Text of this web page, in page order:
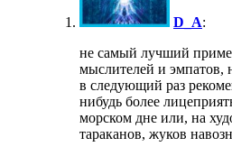
D_A:
не самый лучший
мыслителей и эмпатов,
в следующий раз
нибудь более
морском дне или, на
тараканов, жуков